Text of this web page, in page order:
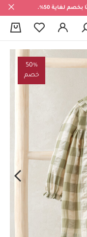
لغاية 50%.
50%
خصم